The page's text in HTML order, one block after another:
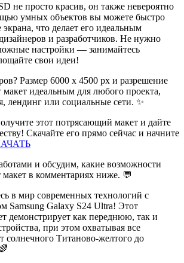
не просто красив, он также невероятно
умных объектов вы можете быстро
что делает его идеальным
и разработчиков. Не нужно
настройки — занимайтесь
свои идеи!
Размер 6000 x 4500 px и разрешение
макет идеальным для любого проекта,
лендинг или социальные сети. ✨
этот потрясающий макет и дайте
Скачайте его прямо сейчас и начните
и обсудим, какие возможности
макет в комментариях ниже. 💬
в мир современных технологий с
Samsung Galaxy S24 Ultra! Этот
демонстрирует как переднюю, так и
при этом охватывая все
солнечного Титаново-желтого до